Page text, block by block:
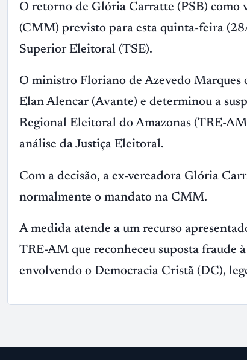
O retorno de Glória Carratte (PSB) como
(CMM) previsto para esta quinta-feira
Superior Eleitoral (TSE).
O ministro Floriano de Azevedo Marques
Elan Alencar (Avante) e determinou a
Regional Eleitoral do Amazonas (TRE-
análise da Justiça Eleitoral.
Com a decisão, a ex-vereadora Glória
normalmente o mandato na CMM.
A medida atende a um recurso
TRE-AM que reconheceu suposta fraude
envolvendo o Democracia Cristã (DC),